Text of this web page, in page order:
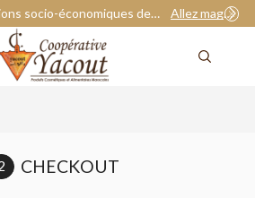
Améliorer les conditions socio-économiques de nos adhérents. Allez magasiner
CHECKOUT